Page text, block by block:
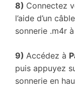
8) Connectez
l’aide d’un
sonnerie .m4r
9) Accédez à
puis appuyez
sonnerie en